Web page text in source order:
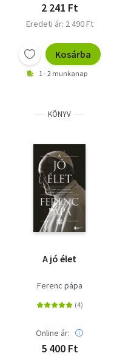
2 241 Ft
Eredeti ár: 2 490 Ft
Kosárba
1 - 2 munkanap
KÖNYV
A jó élet
Ferenc pápa
Online ár:
5 400 Ft